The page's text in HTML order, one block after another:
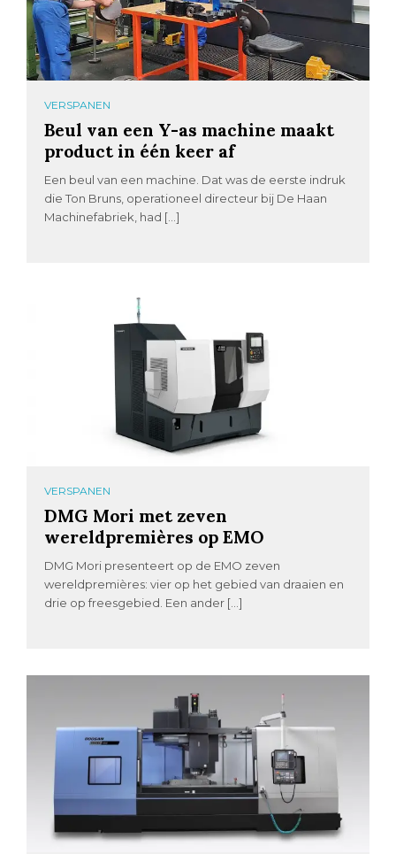
VERSPANEN
Beul van een Y-as machine maakt
product in één keer af
Een beul van een machine. Dat was de eerste indruk
die Ton Bruns, operationeel directeur bij De Haan
Machinefabriek, had […]
VERSPANEN
DMG Mori met zeven
wereldpremières op EMO
DMG Mori presenteert op de EMO zeven
wereldpremières: vier op het gebied van draaien en
drie op freesgebied. Een ander […]